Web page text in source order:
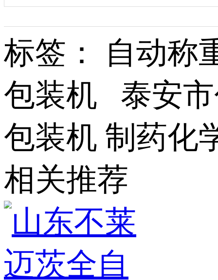
标签： 自动称
包装机 泰安
包装机 制药化
相关推荐